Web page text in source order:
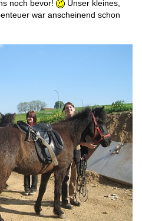
noch bevor!
Unser kleines,
war anscheinend schon